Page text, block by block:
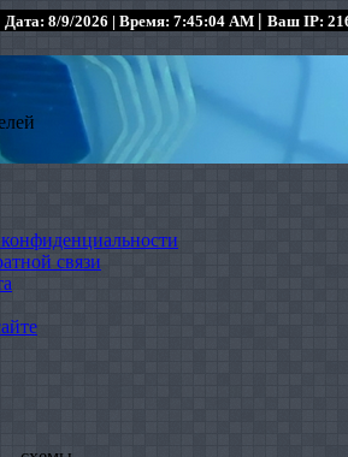
Дата: 8/9/2026 | Время: 7:45:04 AM | Ваш IP:
связи